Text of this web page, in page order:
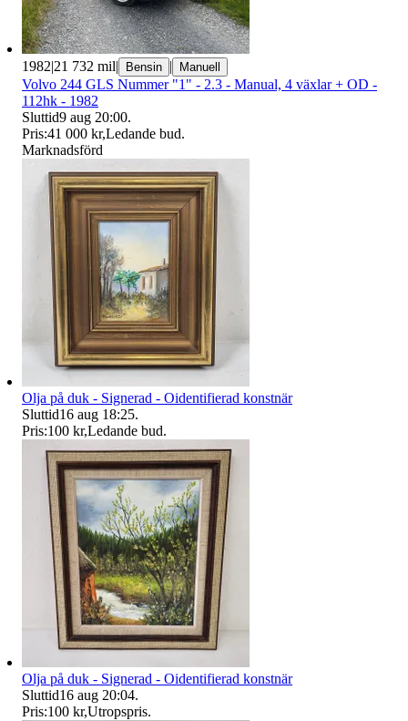
1982|21 732 mil| Bensin | Manuell
Volvo 244 GLS Nummer "1" - 2.3 - Manual, 4 växlar + OD -
112hk - 1982
Sluttid9 aug 20:00.
Pris:41 000 kr,Ledande bud.
Marknadsförd
Olja på duk - Signerad - Oidentifierad konstnär
Sluttid16 aug 18:25.
Pris:100 kr,Ledande bud.
Olja på duk - Signerad - Oidentifierad konstnär
Sluttid16 aug 20:04.
Pris:100 kr,Utropspris.